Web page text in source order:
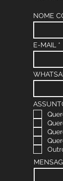
NOME
E-MAIL